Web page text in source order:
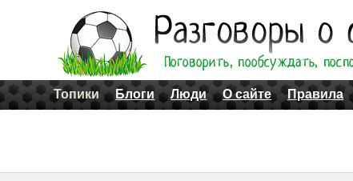
Топики Блоги Люди О сайте Правила